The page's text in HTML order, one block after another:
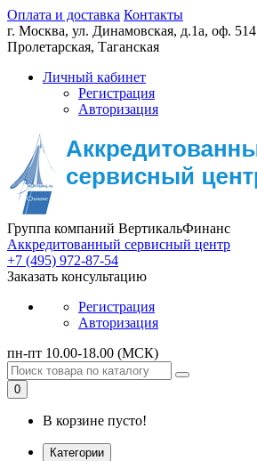
Оплата и доставка Контакты
г. Москва, ул. Динамовская, д.1а, оф. 514
Пролетарская, Таганская
Личный кабинет
Регистрация
Авторизация
Группа компаний ВертикальФинанс
Аккредитованный сервисный центр
+7 (495) 972-87-54
Заказать консультацию
Регистрация
Авторизация
пн-пт 10.00-18.00 (МСК)
0
В корзине пусто!
Категории